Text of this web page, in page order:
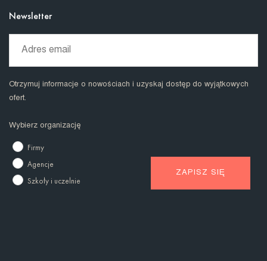
Newsletter
Otrzymuj informacje o nowościach i uzyskaj dostęp do wyjątkowych
ofert.
Wybierz organizację
Firmy
Agencje
Szkoły i uczelnie